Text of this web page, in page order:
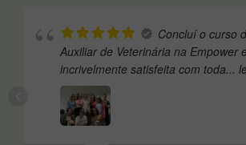
Concluí o curso de
Auxiliar de Veterinária na Empower e estou
incrivelmente satisfeita com toda... ler mais